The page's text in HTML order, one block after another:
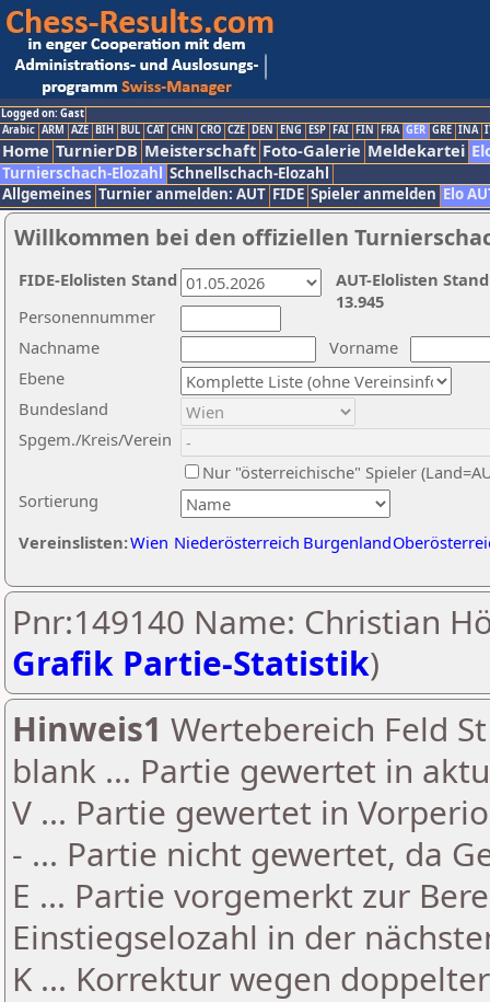
Logged on: Gast
Arabic ARM AZE BIH BUL CAT CHN CRO CZE DEN ENG ESP FAI FIN FRA GER GRE INA
Home TurnierDB Meisterschaft Foto-Galerie Meldekartei
Turnierschach-Elozahl Schnellschach-Elozahl
Allgemeines Turnier anmelden: AUT FIDE Spieler anmelden Elo
Willkommen bei den offiziellen
Nachname
Vorname
Ebene
Sortierung
Personennummer
Bundesland
Spgem./Kreis/Verein
Nur "österreichische" Spieler
Vereinslisten:Wien Niederösterreich Burgenland
AUT-Elolisten
13.945
FIDE-Elolisten Stand
Pnr:149140 Name: Christian
Grafik Partie-Statistik)
Hinweis1 Wertebereich Feld
blank ... Partie gewertet in
V ... Partie gewertet in
- ... Partie nicht gewertet, da
E ... Partie vorgemerkt zur
Einstiegselozahl in der
K ... Korrektur wegen